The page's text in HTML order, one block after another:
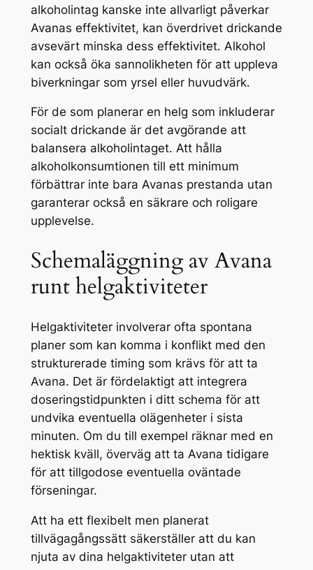
alkoholintag kanske inte allvarligt påverkar
Avanas effektivitet, kan överdrivet drickande
avsevärt minska dess effektivitet. Alkohol
kan också öka sannolikheten för att uppleva
biverkningar som yrsel eller huvudvärk.
För de som planerar en helg som inkluderar
socialt drickande är det avgörande att
balansera alkoholintaget. Att hålla
alkoholkonsumtionen till ett minimum
förbättrar inte bara Avanas prestanda utan
garanterar också en säkrare och roligare
upplevelse.
Schemaläggning av Avana
runt helgaktiviteter
Helgaktiviteter involverar ofta spontana
planer som kan komma i konflikt med den
strukturerade timing som krävs för att ta
Avana. Det är fördelaktigt att integrera
doseringstidpunkten i ditt schema för att
undvika eventuella olägenheter i sista
minuten. Om du till exempel räknar med en
hektisk kväll, överväg att ta Avana tidigare
för att tillgodose eventuella oväntade
förseningar.
Att ha ett flexibelt men planerat
tillvägagångssätt säkerställer att du kan
njuta av dina helgaktiviteter utan att